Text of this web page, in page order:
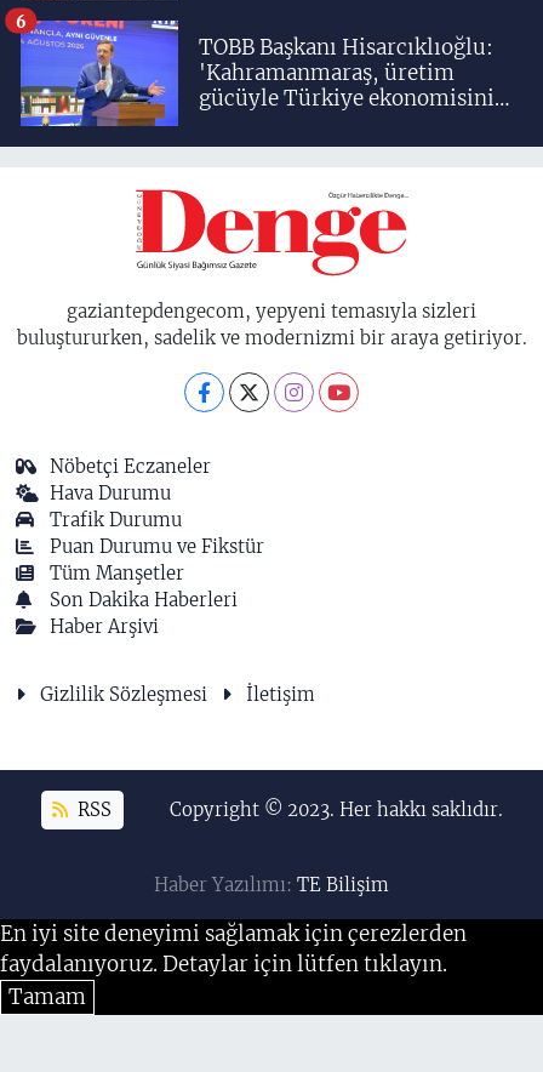
TOBB Başkanı Hisarcıklıoğlu:
'Kahramanmaraş, üretim
gücüyle Türkiye ekonomisinin
birisidir'
6
gaziantepdengecom, yepyeni temasıyla sizleri
buluştururken, sadelik ve modernizmi bir araya getiriyor.
Nöbetçi Eczaneler
Hava Durumu
Trafik Durumu
Puan Durumu ve Fikstür
Tüm Manşetler
Son Dakika Haberleri
Haber Arşivi
Gizlilik Sözleşmesi İletişim
RSS Copyright © 2023. Her hakkı saklıdır.
Haber Yazılımı: TE Bilişim
En iyi site deneyimi sağlamak için çerezlerden
faydalanıyoruz. Detaylar için lütfen tıklayın.
Tamam